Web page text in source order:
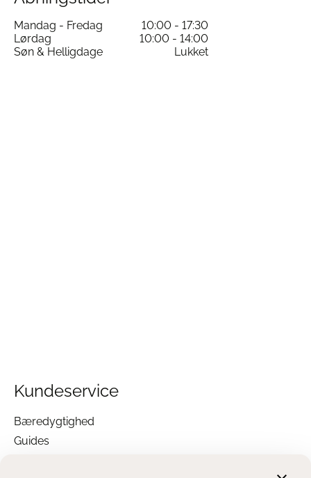
Mandag - Fredag
10:00 - 17:30
Lørdag
10:00 - 14:00
Søn & Helligdage
Lukket
Kundeservice
Bæredygtighed
Guides